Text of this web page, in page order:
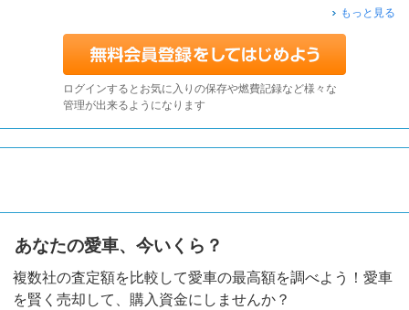
もっと見る
ログインするとお気に入りの保存や燃費記録など様々な
管理が出来るようになります
あなたの愛車、今いくら？
複数社の査定額を比較して愛車の最高額を調べよう！愛車
を賢く売却して、購入資金にしませんか？